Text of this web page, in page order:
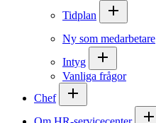
Tidplan
Ny som medarbetare
Intyg
Vanliga frågor
Chef